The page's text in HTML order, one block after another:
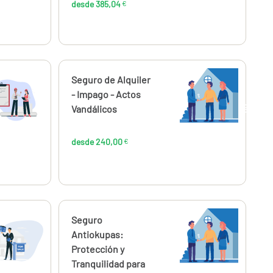
desde 385,04 €
Calcúlalo ahora
Seguro de Alquiler
- Impago - Actos
Vandálicos
desde 240,00 €
240,00 €
€
Calcúlalo ahora
Seguro
Antiokupas:
Protección y
Tranquilidad para
52,01€